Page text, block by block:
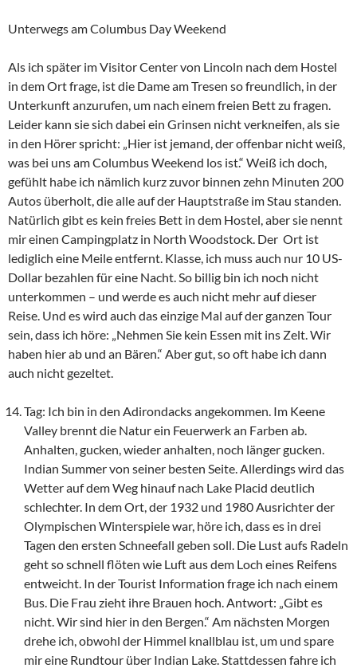
Unterwegs am Columbus Day Weekend
Als ich später im Visitor Center von Lincoln nach dem Hostel
in dem Ort frage, ist die Dame am Tresen so freundlich, in der
Unterkunft anzurufen, um nach einem freien Bett zu fragen.
Leider kann sie sich dabei ein Grinsen nicht verkneifen, als sie
in den Hörer spricht: „Hier ist jemand, der offenbar nicht weiß,
was bei uns am Columbus Weekend los ist.“ Weiß ich doch,
gefühlt habe ich nämlich kurz zuvor binnen zehn Minuten 200
Autos überholt, die alle auf der Hauptstraße im Stau standen.
Natürlich gibt es kein freies Bett in dem Hostel, aber sie nennt
mir einen Campingplatz in North Woodstock. Der Ort ist
lediglich eine Meile entfernt. Klasse, ich muss auch nur 10 US-
Dollar bezahlen für eine Nacht. So billig bin ich noch nicht
unterkommen – und werde es auch nicht mehr auf dieser
Reise. Und es wird auch das einzige Mal auf der ganzen Tour
sein, dass ich höre: „Nehmen Sie kein Essen mit ins Zelt. Wir
haben hier ab und an Bären.“ Aber gut, so oft habe ich dann
auch nicht gezeltet.
Tag: Ich bin in den Adirondacks angekommen. Im Keene
Valley brennt die Natur ein Feuerwerk an Farben ab.
Anhalten, gucken, wieder anhalten, noch länger gucken.
Indian Summer von seiner besten Seite. Allerdings wird das
Wetter auf dem Weg hinauf nach Lake Placid deutlich
schlechter. In dem Ort, der 1932 und 1980 Ausrichter der
Olympischen Winterspiele war, höre ich, dass es in drei
Tagen den ersten Schneefall geben soll. Die Lust aufs Radeln
geht so schnell flöten wie Luft aus dem Loch eines Reifens
entweicht. In der Tourist Information frage ich nach einem
Bus. Die Frau zieht ihre Brauen hoch. Antwort: „Gibt es
nicht. Wir sind hier in den Bergen.“ Am nächsten Morgen
drehe ich, obwohl der Himmel knallblau ist, um und spare
mir eine Rundtour über Indian Lake. Stattdessen fahre ich